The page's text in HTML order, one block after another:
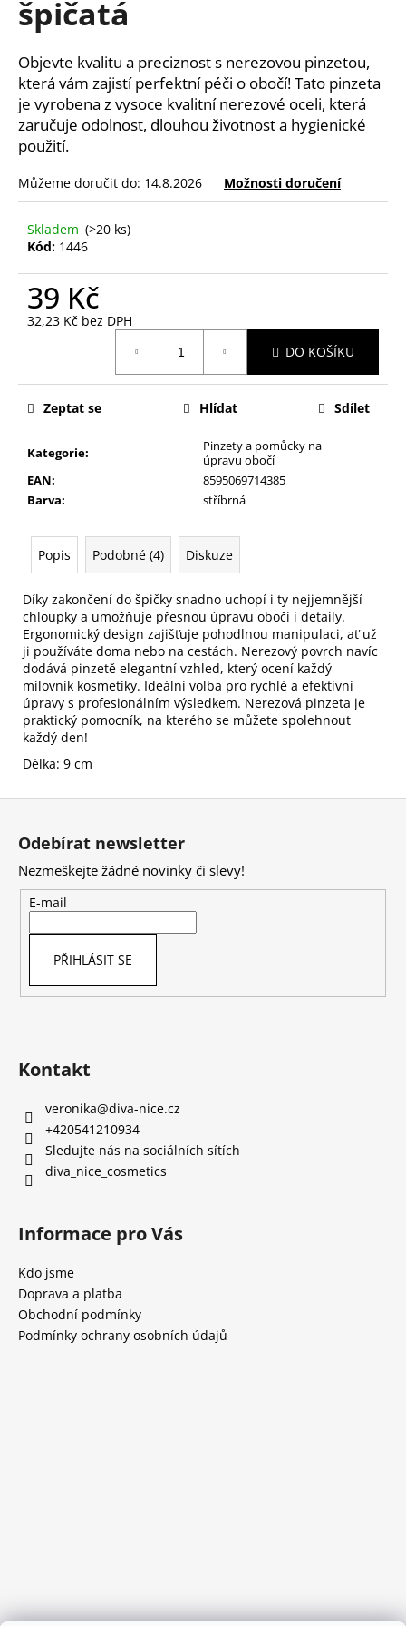
špičatá
Objevte kvalitu a preciznost s nerezovou pinzetou,
která vám zajistí perfektní péči o obočí! Tato pinzeta
je vyrobena z vysoce kvalitní nerezové oceli, která
zaručuje odolnost, dlouhou životnost a hygienické
použití.
Můžeme doručit do: 14.8.2026 Možnosti doručení
Skladem (>20 ks)
Kód: 1446
39 Kč
32,23 Kč bez DPH
DO KOŠÍKU
Kategorie:
Pinzety a pomůcky na
úpravu obočí
EAN:
8595069714385
Barva: stříbrná
Zeptat se Hlídat Sdílet
Popis Podobné (4) Diskuze
Díky zakončení do špičky snadno uchopí i ty nejjemnější
chloupky a umožňuje přesnou úpravu obočí i detaily.
Ergonomický design zajišťuje pohodlnou manipulaci, ať už
ji používáte doma nebo na cestách. Nerezový povrch navíc
dodává pinzetě elegantní vzhled, který ocení každý
milovník kosmetiky. Ideální volba pro rychlé a efektivní
úpravy s profesionálním výsledkem. Nerezová pinzeta je
praktický pomocník, na kterého se můžete spolehnout
každý den!
Délka: 9 cm
a
í
t
?
D
o
p
u
m
e
NALEPOVACÍ
ŘASY
SAMOLEPÍCÍ
WISPY
V0035
89
Kč
Z
Odebírat newsletter
Nezmeškejte žádné novinky či slevy!
E-mail
PŘIHLÁSIT SE
Kontakt
veronika@diva-nice.cz
+420541210934
Sledujte nás na sociálních sítích
diva_nice_cosmetics
Informace pro Vás
Kdo jsme
Doprava a platba
Obchodní podmínky
Podmínky ochrany osobních údajů